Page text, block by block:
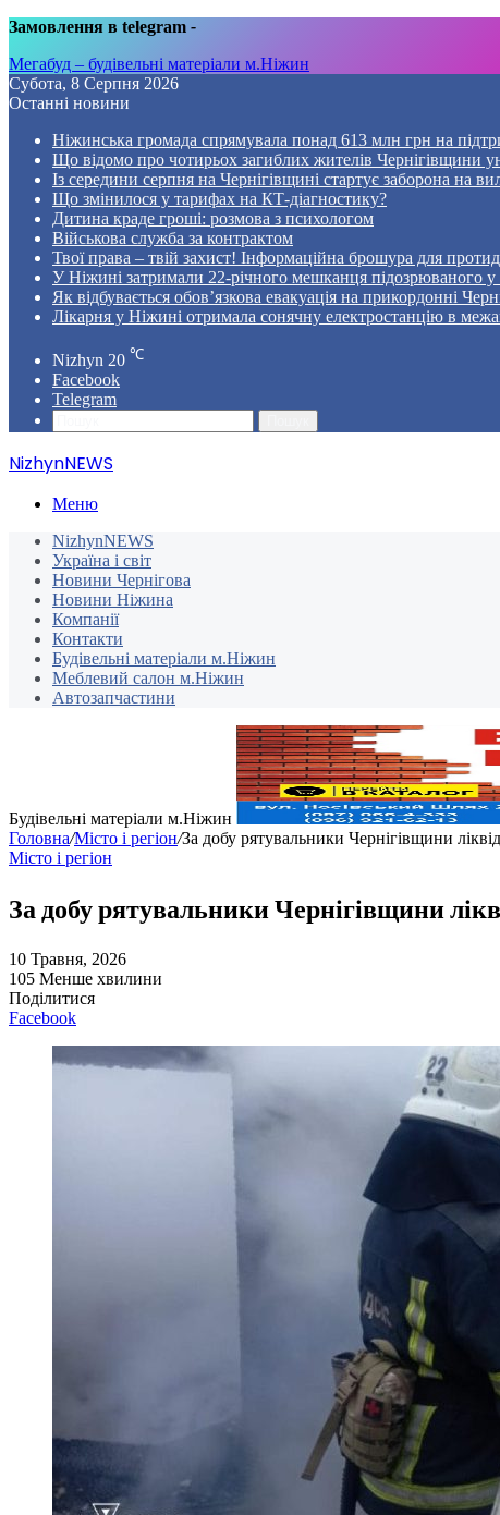
Замовлення в telegram -
Мегабуд – будівельні матеріали м.Ніжин
Субота, 8 Серпня 2026
Останні новини
Ніжинська громада спрямувала понад 613 млн грн на
Що відомо про чотирьох загиблих жителів Чернігівщини
Із середини серпня на Чернігівщині стартує заборона на
Що змінилося у тарифах на КТ-діагностику?
Дитина краде гроші: розмова з психологом
Військова служба за контрактом
Твої права – твій захист! Інформаційна брошура для
У Ніжині затримали 22-річного мешканця підозрюваного у
Як відбувається обов’язкова евакуація на прикордонні
Лікарня у Ніжині отримала сонячну електростанцію в
Nizhyn 20 ℃
Facebook
Telegram
NizhynNEWS
Меню
NizhynNEWS
Україна і світ
Новини Чернігова
Новини Ніжина
Компанії
Контакти
Будівельні матеріали м.Ніжин
Меблевий салон м.Ніжин
Автозапчастини
Будівельні матеріали м.Ніжин
Головна/Місто і регіон/За добу рятувальники Чернігівщини
Місто і регіон
За добу рятувальники Чернігівщини
10 Травня, 2026
105 Менше хвилини
Поділитися
Facebook